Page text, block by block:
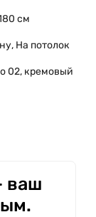
см
На потолок
02, кремовый
ваш